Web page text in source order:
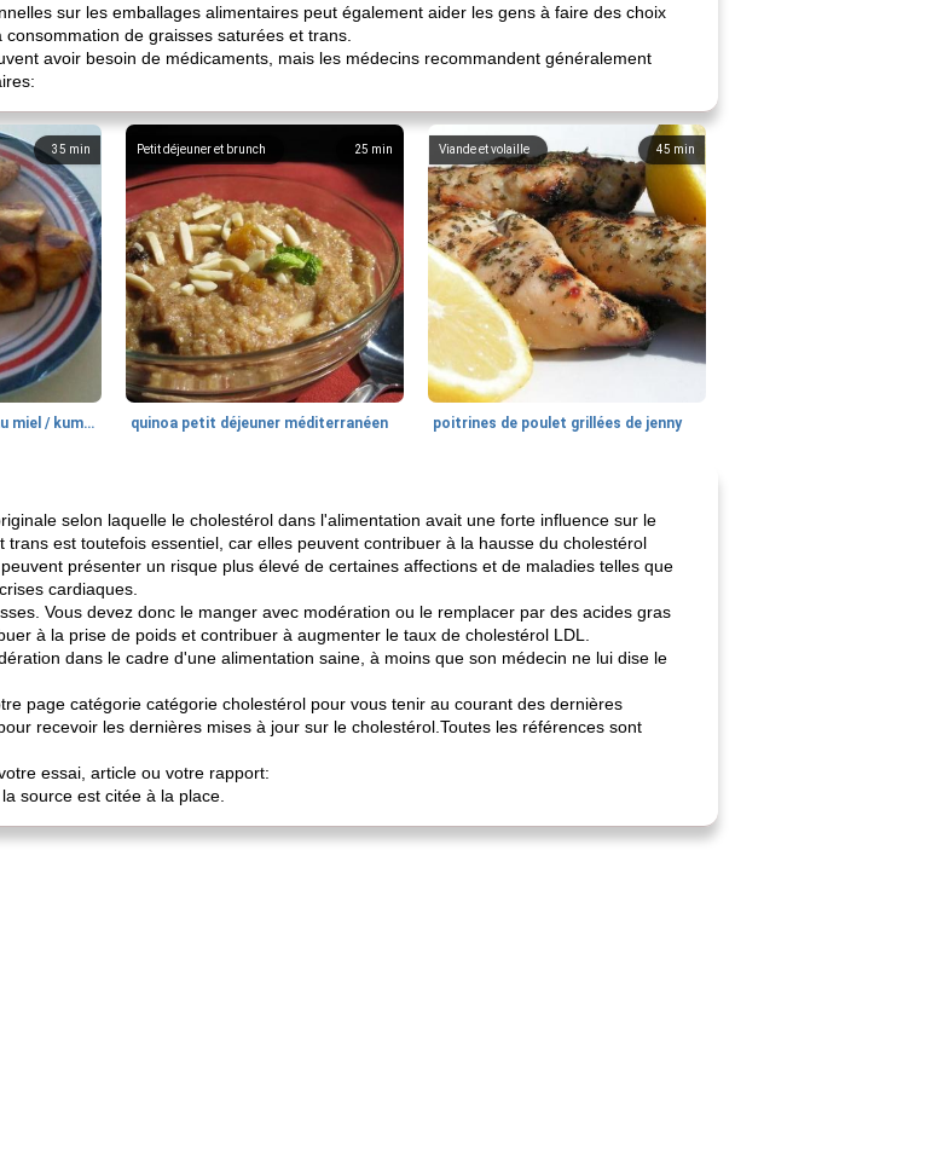
sur les emballages alimentaires peut également aider les gens à faire des choix
de graisses saturées et trans.
avoir besoin de médicaments, mais les médecins recommandent généralement
35 min
patates douces rôties au miel / kumara
25 min
Petit déjeuner et brunch
quinoa petit déjeuner méditerranéen
45 min
Viande et volaille
poitrines de poulet grillées de jenny
selon laquelle le cholestérol dans l'alimentation avait une forte influence sur le
est toutefois essentiel, car elles peuvent contribuer à la hausse du cholestérol
présenter un risque plus élevé de certaines affections et de maladies telles que
cardiaques.
Vous devez donc le manger avec modération ou le remplacer par des acides gras
à la prise de poids et contribuer à augmenter le taux de cholestérol LDL.
dans le cadre d'une alimentation saine, à moins que son médecin ne lui dise le
page catégorie catégorie cholestérol pour vous tenir au courant des dernières
recevoir les dernières mises à jour sur le cholestérol.Toutes les références sont
essai, article ou votre rapport:
source est citée à la place.